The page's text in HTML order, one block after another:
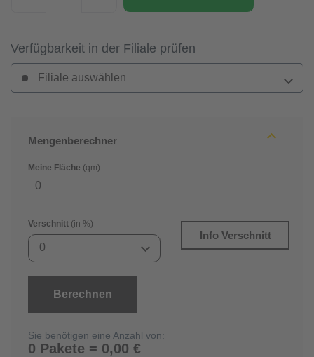
Verfügbarkeit in der Filiale prüfen
Filiale auswählen
Mengenberechner
Meine Fläche (qm)
Verschnitt (in %)
0
Info Verschnitt
Berechnen
Sie benötigen eine Anzahl von:
0 Pakete = 0,00 €